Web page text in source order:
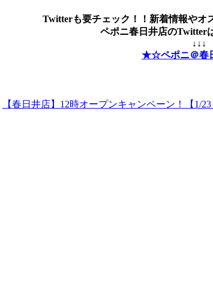
Twitterも要チェック！！新着情報やオ
ペポニ春日井店のTwitter
↓↓↓
★☆ペポニ＠
【春日井店】12時オープンキャンペーン！【1/23